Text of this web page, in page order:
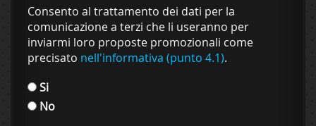
Consento al trattamento dei dati per la
comunicazione a terzi che li useranno per
inviarmi loro proposte promozionali come
precisato nell'informativa (punto 4.1).
Si
No